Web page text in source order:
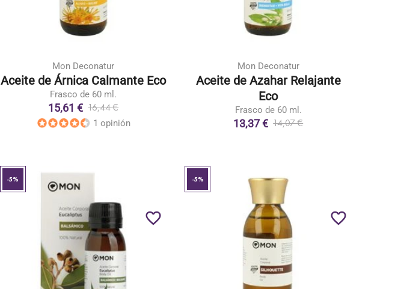
Mon Deconatur
Aceite de Árnica Calmante Eco
Frasco de 60 ml.
15,61 € 16,44 €
1 opinión
Mon Deconatur
Aceite de Azahar Relajante
Eco
Frasco de 60 ml.
13,37 € 14,07 €
-5%
favorite_border
-5%
favorite_border